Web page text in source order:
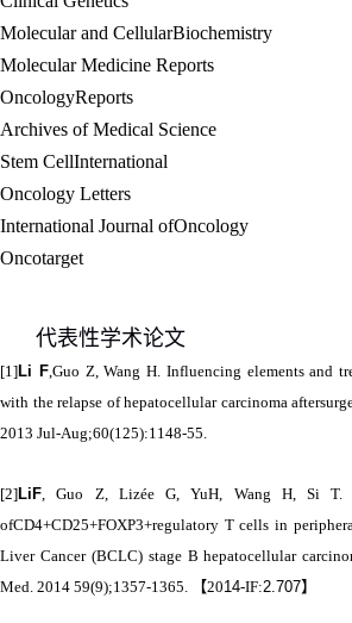
Molecular and CellularBiochemistry
Molecular Medicine Reports
OncologyReports
Archives of Medical Science
Stem CellInternational
Oncology Letters
International Journal ofOncology
Oncotarget
代表性学术论文
[1]Li F,Guo Z, Wang H. Influencing elements and
with the relapse of hepatocellular carcinoma
2013 Jul-Aug;60(125):1148-55.
[2]LiF , Guo Z, Lizée G, YuH, Wang H, Si T.
ofCD4+CD25+FOXP3+regulatory T cells in
Liver Cancer (BCLC) stage B hepatocellular
Med. 2014 59(9);1357-1365.
【2014-IF:2.707】